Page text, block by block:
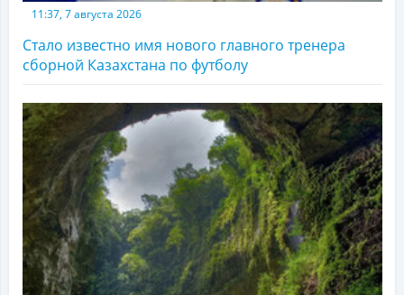
11:37, 7 августа 2026
Стало известно имя нового главного тренера
сборной Казахстана по футболу